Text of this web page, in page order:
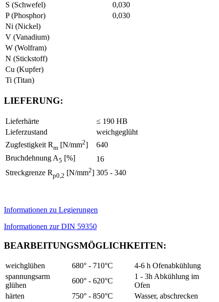
S (Schwefel)
0,030
P (Phosphor)
0,030
Ni (Nickel)
V (Vanadium)
W (Wolfram)
N (Stickstoff)
Cu (Kupfer)
Ti (Titan)
LIEFERUNG:
Lieferhärte
≤ 190 HB
Lieferzustand
weichgeglüht
Zugfestigkeit Rm [N/mm2]
640
Bruchdehnung A5 [%]
16
Streckgrenze Rp0,2 [N/mm2] 305 - 340
Informationen zu Legierungen
Informationen zur DIN 59350
BEARBEITUNGSMÖGLICHKEITEN:
weichglühen 680° - 710°C
4-6 h Ofenabkühlung
spannungsarm
glühen
600° - 620°C
1 - 3h Abkühlung im
Ofen
härten
750° - 850°C
Wasser, abschrecken